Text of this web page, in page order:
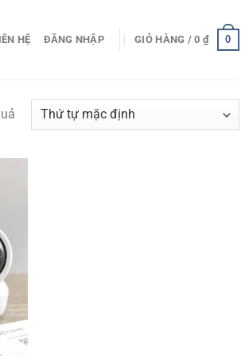
HỆ ĐĂNG NHẬP GIỎ HÀNG /0 ₫ 0